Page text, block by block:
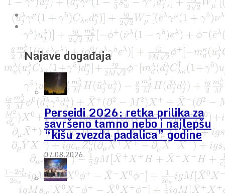
Najave događaja
Perseidi 2026: retka prilika za
savršeno tamno nebo i najlepšu
“kišu zvezda padalica” godine
07.08.2026.